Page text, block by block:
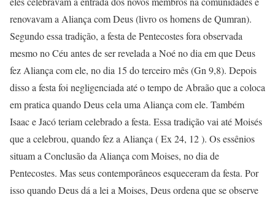
renovavam a Aliança com Deus (livro os homens de Qumran).
Segundo essa tradição, a festa de Pentecostes fora observada
mesmo no Céu antes de ser revelada a Noé no dia em que Deus
fez Aliança com ele, no dia 15 do terceiro mês (Gn 9,8). Depois
disso a festa foi negligenciada até o tempo de Abraão que a coloca
em pratica quando Deus cela uma Aliança com ele. Também
Isaac e Jacó teriam celebrado a festa. Essa tradição vai até Moisés
que a celebrou, quando fez a Aliança ( Ex 24, 12 ). Os essênios
situam a Conclusão da Aliança com Moises, no dia de
Pentecostes. Mas seus contemporâneos esqueceram da festa. Por
isso quando Deus dá a lei a Moises, Deus ordena que se observe